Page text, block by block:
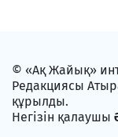
© «Ақ Жайық»
Редакциясы
құрылды.
Негізін қалаушы